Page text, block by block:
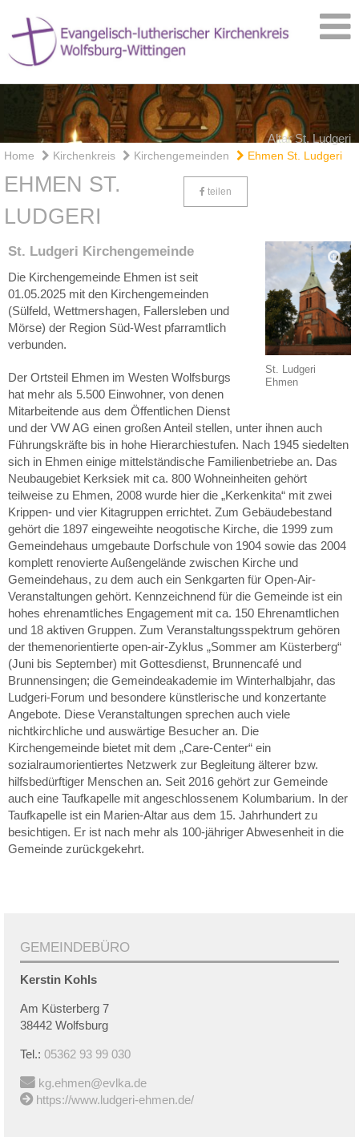
Altar St. Ludgeri
Home Kirchenkreis Kirchengemeinden Ehmen St. Ludgeri
EHMEN ST.
LUDGERI
teilen
St. Ludgeri
Ehmen
St. Ludgeri Kirchengemeinde
Die Kirchengemeinde Ehmen ist seit
01.05.2025 mit den Kirchengemeinden
(Sülfeld, Wettmershagen, Fallersleben und
Mörse) der Region Süd-West pfarramtlich
verbunden.
Der Ortsteil Ehmen im Westen Wolfsburgs
hat mehr als 5.500 Einwohner, von denen
Mitarbeitende aus dem Öffentlichen Dienst
und der VW AG einen großen Anteil stellen, unter ihnen auch
Führungskräfte bis in hohe Hierarchiestufen. Nach 1945 siedelten
sich in Ehmen einige mittelständische Familienbetriebe an. Das
Neubaugebiet Kerksiek mit ca. 800 Wohneinheiten gehört
teilweise zu Ehmen, 2008 wurde hier die „Kerkenkita“ mit zwei
Krippen- und vier Kitagruppen errichtet. Zum Gebäudebestand
gehört die 1897 eingeweihte neogotische Kirche, die 1999 zum
Gemeindehaus umgebaute Dorfschule von 1904 sowie das 2004
komplett renovierte Außengelände zwischen Kirche und
Gemeindehaus, zu dem auch ein Senkgarten für Open-Air-
Veranstaltungen gehört. Kennzeichnend für die Gemeinde ist ein
hohes ehrenamtliches Engagement mit ca. 150 Ehrenamtlichen
und 18 aktiven Gruppen. Zum Veranstaltungsspektrum gehören
der themenorientierte open-air-Zyklus „Sommer am Küsterberg“
(Juni bis September) mit Gottesdienst, Brunnencafé und
Brunnensingen; die Gemeindeakademie im Winterhalbjahr, das
Ludgeri-Forum und besondere künstlerische und konzertante
Angebote. Diese Veranstaltungen sprechen auch viele
nichtkirchliche und auswärtige Besucher an. Die
Kirchengemeinde bietet mit dem „Care-Center“ ein
sozialraumorientiertes Netzwerk zur Begleitung älterer bzw.
hilfsbedürftiger Menschen an. Seit 2016 gehört zur Gemeinde
auch eine Taufkapelle mit angeschlossenem Kolumbarium. In der
Taufkapelle ist ein Marien-Altar aus dem 15. Jahrhundert zu
besichtigen. Er ist nach mehr als 100-jähriger Abwesenheit in die
Gemeinde zurückgekehrt.
GEMEINDEBÜRO
Kerstin Kohls
Am Küsterberg 7
38442 Wolfsburg
Tel.: 05362 93 99 030
kg.ehmen@evlka.de
https://www.ludgeri-ehmen.de/